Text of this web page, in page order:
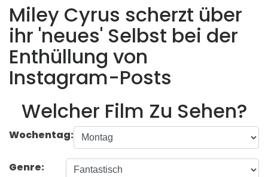
Miley Cyrus scherzt über
ihr 'neues' Selbst bei der
Enthüllung von
Instagram-Posts
Welcher Film Zu Sehen?
Wochentag:
Genre: